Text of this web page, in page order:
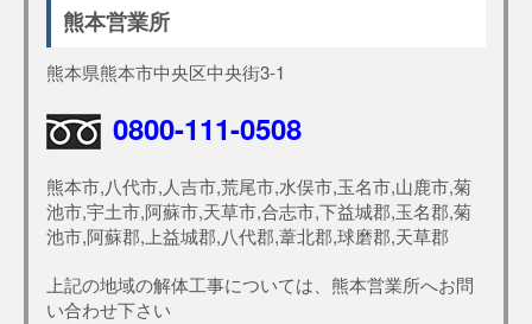
熊本営業所
熊本県熊本市中央区中央街3-1
0800-111-0508
熊本市,八代市,人吉市,荒尾市,水俣市,玉名市,山鹿市,菊
池市,宇土市,阿蘇市,天草市,合志市,下益城郡,玉名郡,菊
池市,阿蘇郡,上益城郡,八代郡,葦北郡,球磨郡,天草郡
上記の地域の解体工事については、熊本営業所へお問
い合わせ下さい